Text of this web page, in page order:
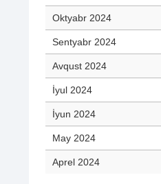
Oktyabr 2024
Sentyabr 2024
Avqust 2024
İyul 2024
İyun 2024
May 2024
Aprel 2024